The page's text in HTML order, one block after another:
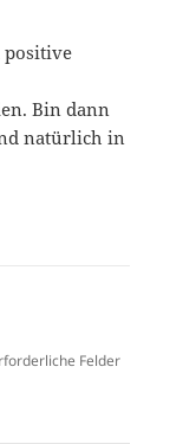
positive
Bin dann
natürlich in
Felder